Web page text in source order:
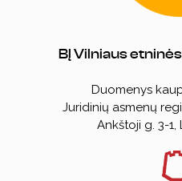
BĮ Vilniaus
Duomenys
Juridinių asmenų
Ankštoji g. 3-1,